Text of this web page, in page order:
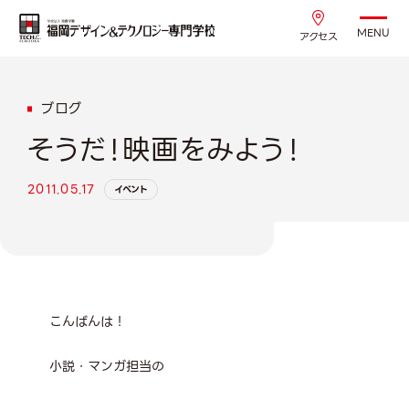
アクセス MENU
ブログ
そうだ！映画をみよう！
2011.05.17 イベント
こんばんは！
小説・マンガ担当の